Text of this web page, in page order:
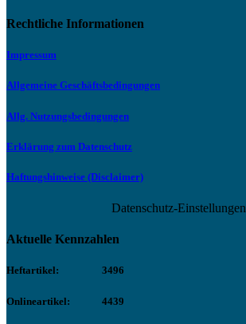
Rechtliche Informationen
Impressum
Allgemeine Geschäftsbedingungen
Allg. Nutzungsbedingungen
Erklärung zum Datenschutz
Haftungshinweise (Disclaimer)
Datenschutz-Einstellungen
Aktuelle Kennzahlen
Heftartikel: 3496
Onlineartikel: 4439